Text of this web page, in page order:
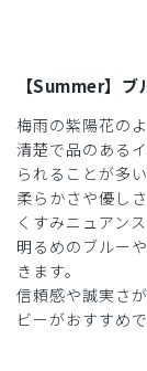
【Summer】ブ
梅雨の紫陽花の
清楚で品のある
られることが多い
柔らかさや優し
くすみニュアン
明るめのブルー
きます。
信頼感や誠実さ
ビーがおすすめで